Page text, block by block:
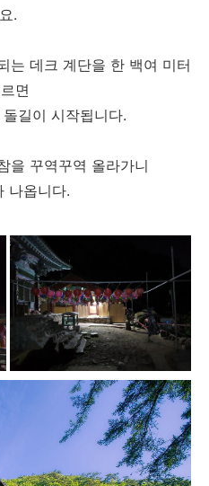
요.
는 데크 계단을 한 백여 미터
면
길이 시작됩니다.
을 꾸역꾸역 올라가니
나옵니다.